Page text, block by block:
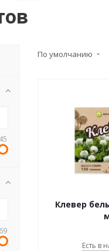
По умолчанию
Клевер
Есть в